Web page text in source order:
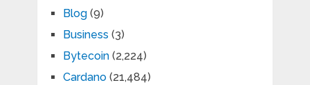
Blog(9)
Business (3)
Bytecoin(2,224)
Cardano(21,484)